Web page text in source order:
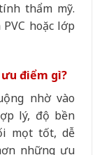
thẩm mỹ.
hoặc lớp
điểm gì?
nhờ vào
lý, độ bền
mọt tốt, dễ
những ưu